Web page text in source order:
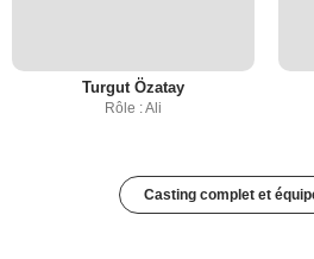
Turgut Özatay
Rôle : Ali
Casting complet et